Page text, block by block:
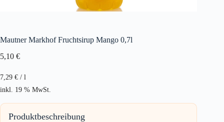
Mautner Markhof Fruchtsirup Mango 0,7l
5,10 €
7,29 € / l
inkl. 19 % MwSt.
Produktbeschreibung